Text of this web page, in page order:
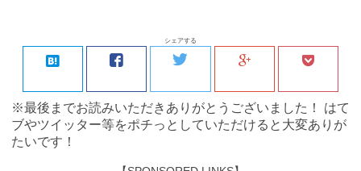
シェアする
※最後までお読みいただきありがとうございました！ はて
ブやツイッター等をポチっとしていただけると大変ありが
たいです！